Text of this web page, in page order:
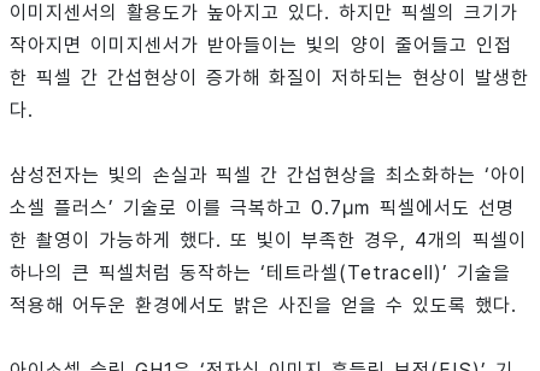
이미지센서의 활용도가 높아지고 있다. 하지만 픽셀의 크기가
작아지면 이미지센서가 받아들이는 빛의 양이 줄어들고 인접
한 픽셀 간 간섭현상이 증가해 화질이 저하되는 현상이 발생한
다.
삼성전자는 빛의 손실과 픽셀 간 간섭현상을 최소화하는 ‘아이
소셀 플러스’ 기술로 이를 극복하고 0.7㎛ 픽셀에서도 선명
한 촬영이 가능하게 했다. 또 빛이 부족한 경우, 4개의 픽셀이
하나의 큰 픽셀처럼 동작하는 ‘테트라셀(Tetracell)’ 기술을
적용해 어두운 환경에서도 밝은 사진을 얻을 수 있도록 했다.